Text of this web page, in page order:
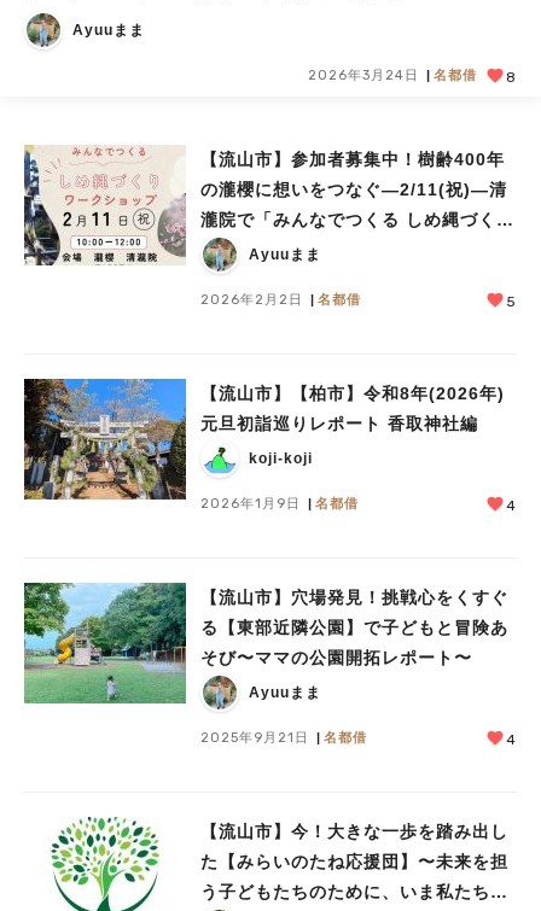
Ayuuまま
2026年3月24日 名都借 8
【流山市】参加者募集中！樹齢400年
の瀧櫻に想いをつなぐ―2/11(祝)―清
瀧院で「みんなでつくる しめ縄づくり
ワークショップ」開催！
Ayuuまま
2026年2月2日 名都借 5
【流山市】【柏市】令和8年(2026年)
元旦初詣巡りレポート 香取神社編
koji-koji
2026年1月9日 名都借 4
【流山市】穴場発見！挑戦心をくすぐ
る【東部近隣公園】で子どもと冒険あ
そび〜ママの公園開拓レポート〜
Ayuuまま
2025年9月21日 名都借 4
【流山市】今！大きな一歩を踏み出し
た【みらいのたね応援団】〜未来を担
う子どもたちのために、いま私たちが